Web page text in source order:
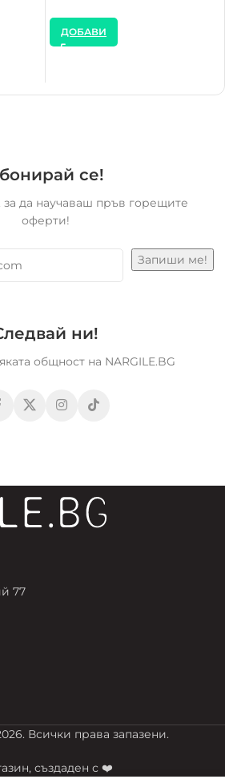
ДОБАВИ
се!
за да научаваш пръв горещите
оферти!
ни!
общност на NARGILE.BG
77
Всички права запазени.
създаден с ❤️